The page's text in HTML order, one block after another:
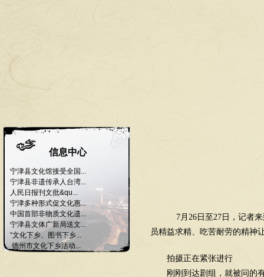
信息中心
宁津县文化馆接受全国...
宁津县非遗传承人台湾...
人民日报刊文批&qu...
宁津多种形式促文化惠...
中国首部非物质文化遗...
宁津县文体广新局送文...
“文化下乡、图书下乡...
德州市文化下乡活动...
7月26日至27日，记者
员精益求精、吃苦耐劳的精神
拍摄正在紧张进行
刚刚到达剧组，就被问的有